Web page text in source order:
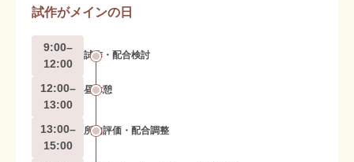
試作がメインの日
9:00–
12:00
試作・配合検討
12:00–
13:00
昼休憩
13:00–
15:00
所内評価・配合調整